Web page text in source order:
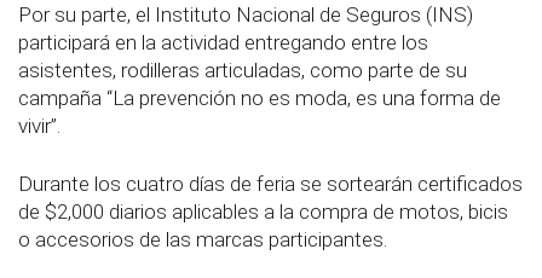
Por su parte, el Instituto Nacional de Seguros (INS)
participará en la actividad entregando entre los
asistentes, rodilleras articuladas, como parte de su
campaña “La prevención no es moda, es una forma de
vivir”.
Durante los cuatro días de feria se sortearán certificados
de $2,000 diarios aplicables a la compra de motos, bicis
o accesorios de las marcas participantes.